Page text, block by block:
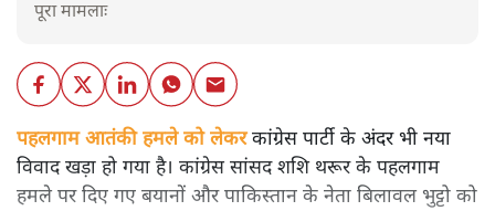
पूरा मामलाः
पहलगाम आतंकी हमले को लेकरकांग्रेस पार्टी के अंदर भी नया
विवाद खड़ा हो गया है। कांग्रेस सांसद शशि थरूर के पहलगाम
हमले पर दिए गए बयानों और पाकिस्तान के नेता बिलावल भुट्टो को